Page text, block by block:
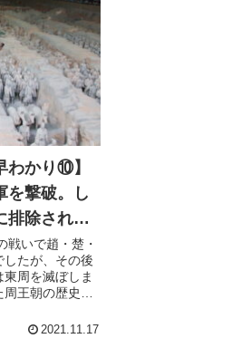
わかり⑩】
を撃破。し
排除される
いで趙・楚・
たが、その後
周を滅ぼしま
王朝の歴史に
2021.11.17